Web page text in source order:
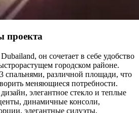
проекта
он сочетает в себе удобство
городском районе.
спальнями, различной площади, что
меняющиеся потребности.
элегантное стекло и теплые
динамичные консоли,
элегантные силуэты.